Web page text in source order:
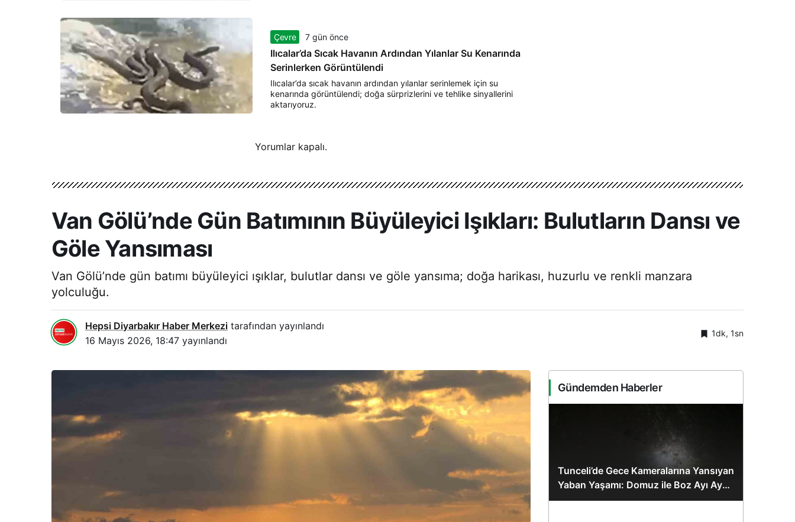
Çevre 7 gün önce
Ilıcalar’da Sıcak Havanın Ardından Yılanlar Su Kenarında
Serinlerken Görüntülendi
Ilıcalar’da sıcak havanın ardından yılanlar serinlemek için su
kenarında görüntülendi; doğa sürprizlerini ve tehlike sinyallerini
aktarıyoruz.
Yorumlar kapalı.
Van Gölü’nde Gün Batımının Büyüleyici Işıkları: Bulutların Dansı ve
Göle Yansıması
Van Gölü’nde gün batımı büyüleyici ışıklar, bulutlar dansı ve göle yansıma; doğa harikası, huzurlu ve renkli manzara
yolculuğu.
Hepsi Diyarbakır Haber Merkezi tarafından yayınlandı
16 Mayıs 2026, 18:47 yayınlandı
1dk, 1sn
Gündemden Haberler
Tunceli’de Gece Kameralarına Yansıyan
Yaban Yaşamı: Domuz ile Boz Ayı Aynı
Karede